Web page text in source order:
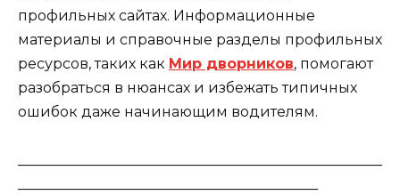
профильных сайтах. Информационные
материалы и справочные разделы профильных
ресурсов, таких как Мир дворников, помогают
разобраться в нюансах и избежать типичных
ошибок даже начинающим водителям.